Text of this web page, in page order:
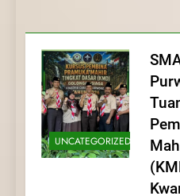
dan
Pramuka
Pramuka
Kepedulian
UNCATEGORIZED